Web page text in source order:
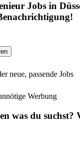
Jobs in
neue, passende Jobs
Werbung
was du suchst?